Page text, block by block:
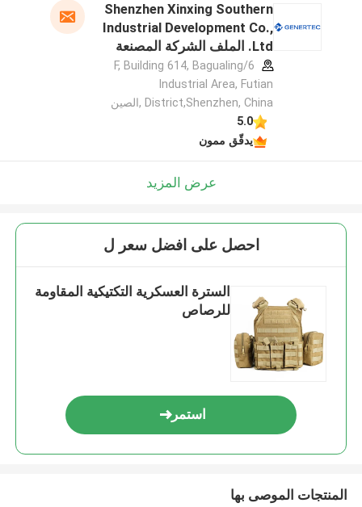
Shenzhen Xinxing Southern
Industrial Development Co.,
Ltd. الملف الشركة المصنعة
6/F, Building 614, Bagualing
Industrial Area, Futian
District,Shenzhen, China ,الصين
5.0
يدقّق ممون
عرض المزيد
احصل على افضل سعر ل
السترة العسكرية التكتيكية المقاومة
للرصاص
استمر
المنتجات الموصى بها